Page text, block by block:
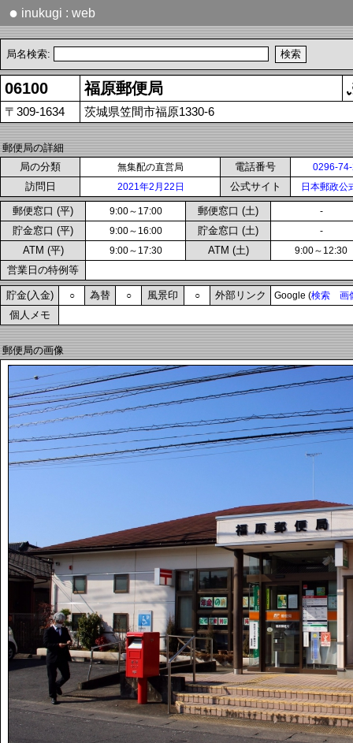
● inukugi : web
局名検索:
06100 福原郵便局
〒309-1634 茨城県笠間市福原1330-6
郵便局の詳細
局の分類
無集配の直営局 電話番号 0296-
訪問日 2021年2月22日 公式サイト 日本郵政公
郵便窓口 (平) 9:00～17:00 郵便窓口 (土) -
貯金窓口 (平) 9:00～16:00 貯金窓口 (土) -
ATM (平) 9:00～17:30 ATM (土) 9:00～12:30
営業日の特例等
貯金(入金) ○ 為替 ○ 風景印 ○ 外部リンク Google (検索 画
個人メモ
郵便局の画像